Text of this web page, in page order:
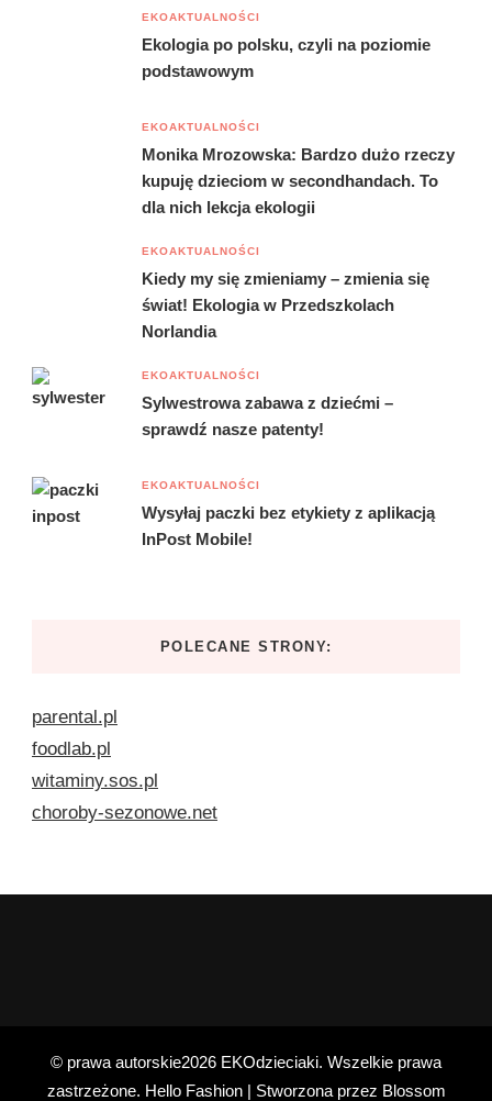
EKOAKTUALNOŚCI
Ekologia po polsku, czyli na poziomie
podstawowym
EKOAKTUALNOŚCI
Monika Mrozowska: Bardzo dużo rzeczy
kupuję dzieciom w secondhandach. To
dla nich lekcja ekologii
EKOAKTUALNOŚCI
Kiedy my się zmieniamy – zmienia się
świat! Ekologia w Przedszkolach
Norlandia
EKOAKTUALNOŚCI
Sylwestrowa zabawa z dziećmi –
sprawdź nasze patenty!
EKOAKTUALNOŚCI
Wysyłaj paczki bez etykiety z aplikacją
InPost Mobile!
POLECANE STRONY:
parental.pl
foodlab.pl
witaminy.sos.pl
choroby-sezonowe.net
© prawa autorskie2026 EKOdzieciaki. Wszelkie prawa
zastrzeżone. Hello Fashion | Stworzona przez Blossom